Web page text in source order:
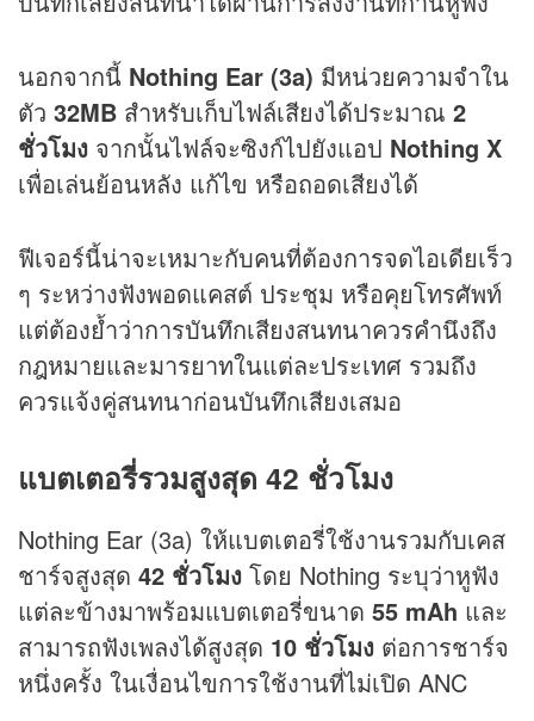
นอกจากนี้ Nothing Ear (3a) มีหน่วยความจำใน
ตัว 32MB สำหรับเก็บไฟล์เสียงได้ประมาณ 2
ชั่วโมง จากนั้นไฟล์จะซิงก์ไปยังแอป Nothing X
เพื่อเล่นย้อนหลัง แก้ไข หรือถอดเสียงได้
ฟีเจอร์นี้น่าจะเหมาะกับคนที่ต้องการจดไอเดียเร็ว
ๆ ระหว่างฟังพอดแคสต์ ประชุม หรือคุยโทรศัพท์
แต่ต้องย้ำว่าการบันทึกเสียงสนทนาควรคำนึงถึง
กฎหมายและมารยาทในแต่ละประเทศ รวมถึง
ควรแจ้งคู่สนทนาก่อนบันทึกเสียงเสมอ
แบตเตอรี่รวมสูงสุด 42 ชั่วโมง
Nothing Ear (3a) ให้แบตเตอรี่ใช้งานรวมกับเคส
ชาร์จสูงสุด 42 ชั่วโมง โดย Nothing ระบุว่าหูฟัง
แต่ละข้างมาพร้อมแบตเตอรี่ขนาด 55 mAh และ
สามารถฟังเพลงได้สูงสุด 10 ชั่วโมง ต่อการชาร์จ
หนึ่งครั้ง ในเงื่อนไขการใช้งานที่ไม่เปิด ANC